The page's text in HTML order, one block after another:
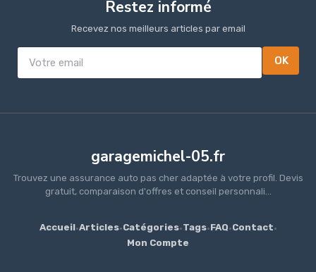
Restez informé
Recevez nos meilleurs articles par email
OK
garagemichel-05.fr
Trouvez une assurance auto pas cher adaptée à votre profil. Devis
gratuit, comparaison d'offres et conseil personnali...
Accueil·Articles·Catégories·Tags·FAQ·Contact·
Mon Compte